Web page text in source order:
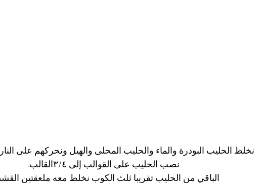
نخلط الحليب البودرة والماء والحليب المحلى والهيل ونحركهم على
نصب الحليب على القوالب إلى ٣/٤القالب.
الباقي من الحليب تقريبا ثلث الكوب نخلط معه ملعقتين